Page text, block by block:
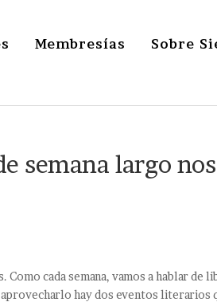
Membresías Sobre
semana largo
cada semana, vamos a hablar de
hay dos eventos literarios